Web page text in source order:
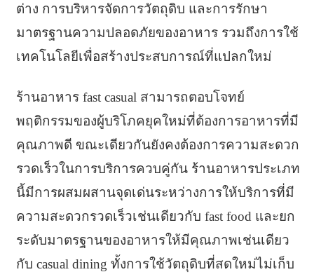
ต่าง การบริหารจัดการวัตถุดิบ และการรักษา
มาตรฐานความปลอดภัยของอาหาร รวมถึงการใช้
เทคโนโลยีเพื่อสร้างประสบการณ์ที่แปลกใหม่
ร้านอาหาร fast casual สามารถตอบโจทย์
พฤติกรรมของผู้บริโภคยุคใหม่ที่ต้องการอาหารที่มี
คุณภาพดี ขณะเดียวกันยังคงต้องการความสะดวก
รวดเร็วในการบริการควบคู่กัน ร้านอาหารประเภท
นี้มีการผสมผสานจุดเด่นระหว่างการให้บริการที่มี
ความสะดวกรวดเร็วเช่นเดียวกับ fast food และยก
ระดับมาตรฐานของอาหารให้มีคุณภาพเช่นเดียว
กับ casual dining ทั้งการใช้วัตถุดิบที่สดใหม่ไม่เก็บ